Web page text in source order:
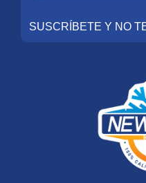
SUSCRÍBETE Y NO